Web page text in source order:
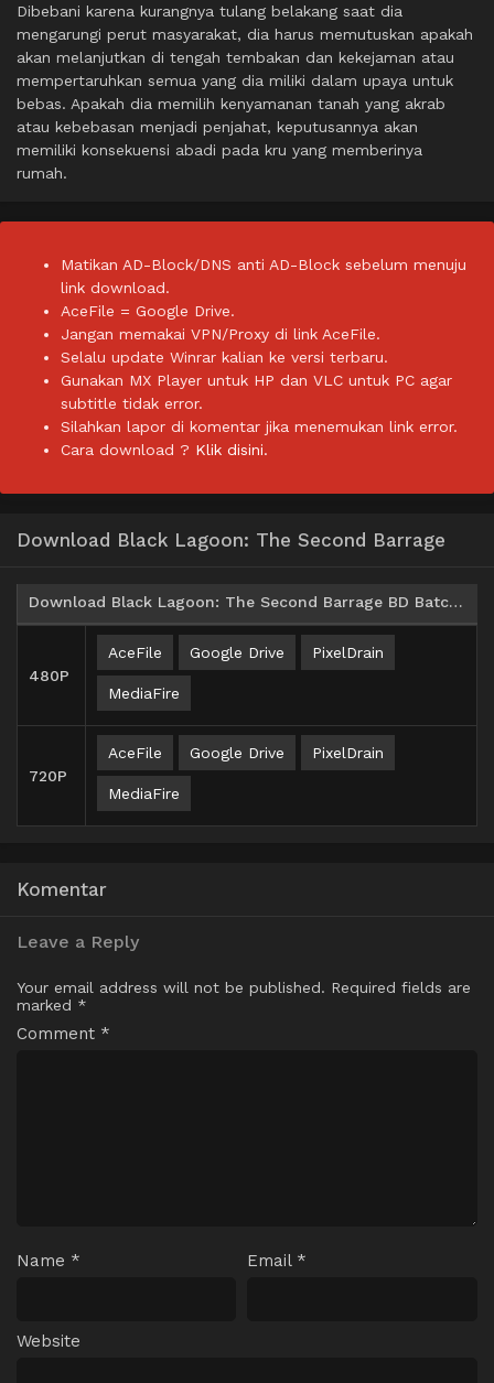
Dibebani karena kurangnya tulang belakang saat dia
mengarungi perut masyarakat, dia harus memutuskan apakah
akan melanjutkan di tengah tembakan dan kekejaman atau
mempertaruhkan semua yang dia miliki dalam upaya untuk
bebas. Apakah dia memilih kenyamanan tanah yang akrab
atau kebebasan menjadi penjahat, keputusannya akan
memiliki konsekuensi abadi pada kru yang memberinya
rumah.
Matikan AD-Block/DNS anti AD-Block sebelum menuju
link download.
AceFile = Google Drive.
Jangan memakai VPN/Proxy di link AceFile.
Selalu update Winrar kalian ke versi terbaru.
Gunakan MX Player untuk HP dan VLC untuk PC agar
subtitle tidak error.
Silahkan lapor di komentar jika menemukan link error.
Cara download ? Klik disini.
Download Black Lagoon: The Second Barrage
Download Black Lagoon: The Second Barrage BD Batch Subtitle Indonesia
480P
AceFile Google Drive PixelDrain
MediaFire
720P
AceFile Google Drive PixelDrain
MediaFire
Komentar
Leave a Reply
Your email address will not be published. Required fields are
marked *
Comment *
Name * Email *
Website